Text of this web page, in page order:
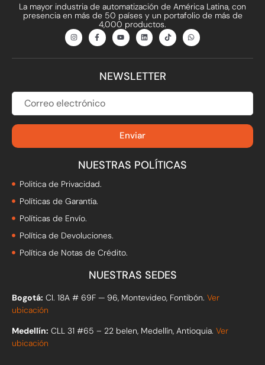
La mayor industria de automatización de América Latina, con
presencia en más de 50 países y un portafolio de más de
4,000 productos.
I
n
s
a
F
a
c
b
o
k
Y
o
u
u
e
L
i
n
e
i
n
T
i
k
o
W
h
a
s
NUESTRAS POLÍTICAS
Politica de Privacidad.
Políticas de Garantía.
Políticas de Envío.
Política de Devoluciones.
Política de Notas de Crédito.
NUESTRAS SEDES
Bogotá: Cl. 18A # 69F — 96, Montevideo, Fontibón. Ver
ubicación
Medellín: CLL 31 #65 – 22 belen, Medellín, Antioquia. Ver
ubicación
NEWSLETTER
CORREO
ELECTRÓNICO
Enviar